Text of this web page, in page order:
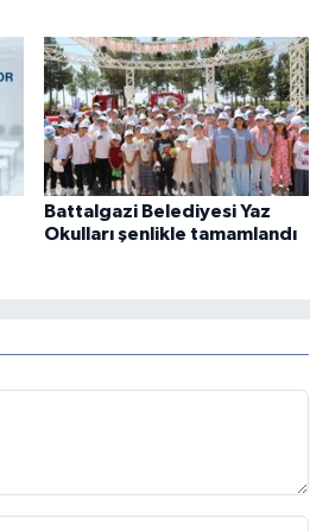
Battalgazi Belediyesi Yaz
Okulları şenlikle tamamlandı